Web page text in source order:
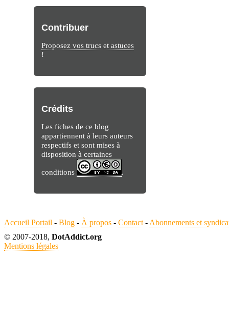
Contribuer
Proposez vos trucs et astuces
!
Crédits
Les fiches de ce blog
appartiennent à leurs auteurs
respectifs et sont mises à
disposition à certaines
conditions .
Accueil Portail - Blog - À propos - Contact - Abonnements et
© 2007-2018, DotAddict.org
Mentions légales